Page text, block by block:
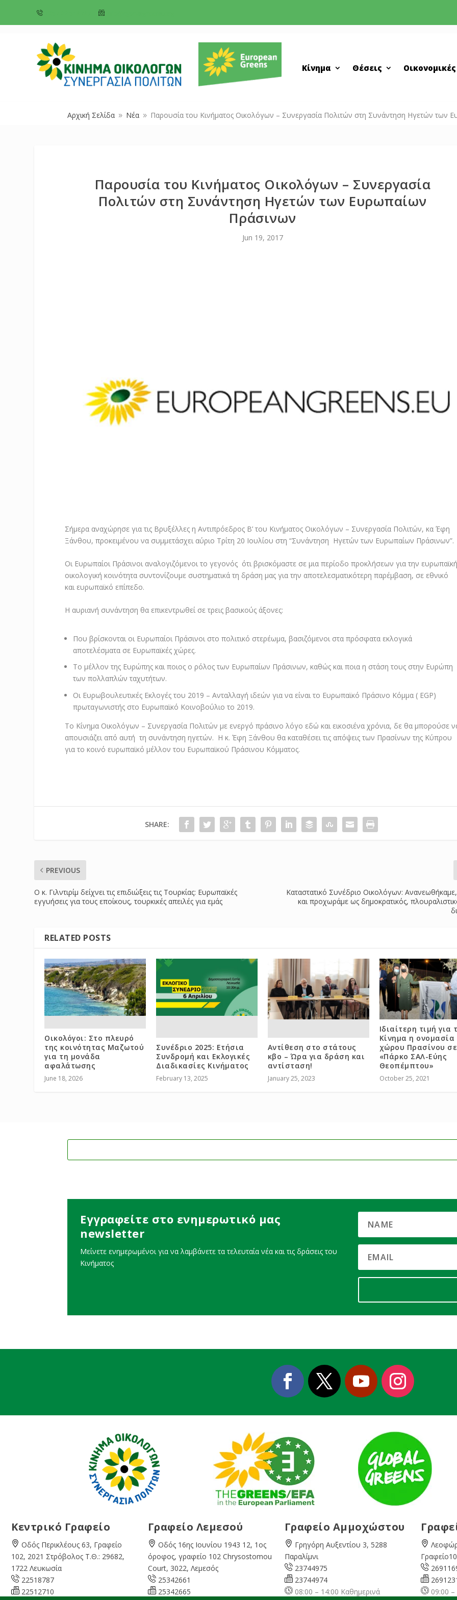
Κίνημα Θέσεις
Αρχική Σελίδα 9 Νέα 9 Παρουσία του Κινήματος Οικολόγων – Συνεργασία Πολιτών στη Συνάντηση Ηγετών των
Παρουσία του Κινήματος Οικολόγων – Συνεργασία
Πολιτών στη Συνάντηση Ηγετών των Ευρωπαίων
Πράσινων
Jun 19, 2017
Σήμερα αναχώρησε για τις Βρυξέλλες η Αντιπρόεδρος Β’ του Κινήματος Οικολόγων – Συνεργασία Πολιτών, κα Έφη
Ξάνθου, προκειμένου να συμμετάσχει αύριο Τρίτη 20 Ιουλίου στη “Συνάντηση Ηγετών των Ευρωπαίων Πράσινων”.
Οι Ευρωπαίοι Πράσινοι αναλογιζόμενοι το γεγονός ότι βρισκόμαστε σε μια περίοδο προκλήσεων για την
οικολογική κοινότητα συντονίζουμε συστηματικά τη δράση μας για την αποτελεσματικότερη παρέμβαση, σε εθνικό
και ευρωπαϊκό επίπεδο.
Η αυριανή συνάντηση θα επικεντρωθεί σε τρεις βασικούς άξονες:
Που βρίσκονται οι Ευρωπαίοι Πράσινοι στο πολιτικό στερέωμα, βασιζόμενοι στα πρόσφατα εκλογικά
αποτελέσματα σε Ευρωπαϊκές χώρες.
Το μέλλον της Ευρώπης και ποιος ο ρόλος των Ευρωπαίων Πράσινων, καθώς και ποια η στάση τους στην Ευρώπη
των πολλαπλών ταχυτήτων.
Οι Ευρωβουλευτικές Εκλογές του 2019 – Ανταλλαγή ιδεών για να είναι το Ευρωπαϊκό Πράσινο Κόμμα ( EGP)
πρωταγωνιστής στο Ευρωπαϊκό Κοινοβούλιο το 2019.
Το Κίνημα Οικολόγων – Συνεργασία Πολιτών με ενεργό πράσινο λόγο εδώ και εικοσιένα χρόνια, δε θα μπορούσε
απουσιάζει από αυτή τη συνάντηση ηγετών. Η κ. Έφη Ξάνθου θα καταθέσει τις απόψεις των Πρασίνων της Κύπρου
για το κοινό ευρωπαϊκό μέλλον του Ευρωπαϊκού Πράσινου Κόμματος.
SHARE:
PREVIOUS
Ο κ. Γιλντιρίμ δείχνει τις επιδιώξεις τις Τουρκίας: Ευρωπαϊκές
εγγυήσεις για τους εποίκους, τουρκικές απειλές για εμάς
Καταστατικό Συνέδριο Οικολόγων:
και προχωράμε ως δημοκρατικός,
RELATED POSTS
Οικολόγοι: Στο πλευρό
της κοινότητας Μαζωτού
για τη μονάδα
αφαλάτωσης
June 18, 2026
Συνέδριο 2025: Ετήσια
Συνδρομή και Εκλογικές
Διαδικασίες Κινήματος
February 13, 2025
Αντίθεση στο στάτους
κβο – Ώρα για δράση και
αντίσταση!
January 25, 2023
Ιδιαίτερη τιμή για
Κίνημα η ονομασία
χώρου Πρασίνου σε
«Πάρκο ΣΑΛ-Εύης
Θεοπέμπτου»
October 25, 2021
Εγγραφείτε στο ενημερωτικό μας
newsletter
Μείνετε ενημερωμένοι για να λαμβάνετε τα τελευταία νέα και τις δράσεις του
Κινήματος
Κεντρικό Γραφείο
Οδός Περικλέους 63, Γραφείο
102, 2021 Στρόβολος Τ.Θ.: 29682,
1722 Λευκωσία
22518787
22512710
Γραφείο Λεμεσού
Οδός 16ης Ιουνίου 1943 12, 1ος
όροφος, γραφείο 102 Chrysostomou
Court, 3022, Λεμεσός
25342661
25342665
Γραφείο Αμμοχώστου
Γρηγόρη Αυξεντίου 3, 5288
Παραλίμνι
23744975
23744974
08:00 – 14:00 Καθημερινά
09:00